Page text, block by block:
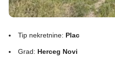
Tip nekretnine: Plac
Grad: Herceg Novi